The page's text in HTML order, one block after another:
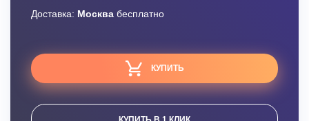
Доставка: Москва бесплатно
КУПИТЬ